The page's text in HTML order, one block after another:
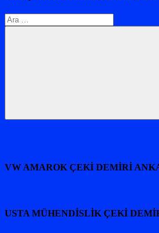
Arama:
Ara
VW AMAROK ÇEKİ DEMİRİ
USTA MÜHENDİSLİK ÇEKİ